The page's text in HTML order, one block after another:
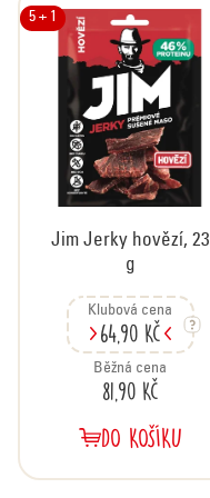
et 5 + 1
Jim Jerky hovězí, 23
g
Klubová cena
64,90 Kč
Běžná cena
81,90 Kč
DO KOŠÍKU